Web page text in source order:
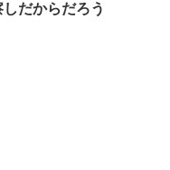
だからだろう